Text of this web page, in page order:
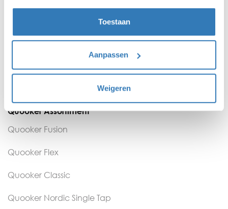
Toestaan
Aanpassen
Weigeren
Algemeen
Montageservice
Quooker Assortiment
Quooker Fusion
Quooker Flex
Quooker Classic
Quooker Nordic Single Tap